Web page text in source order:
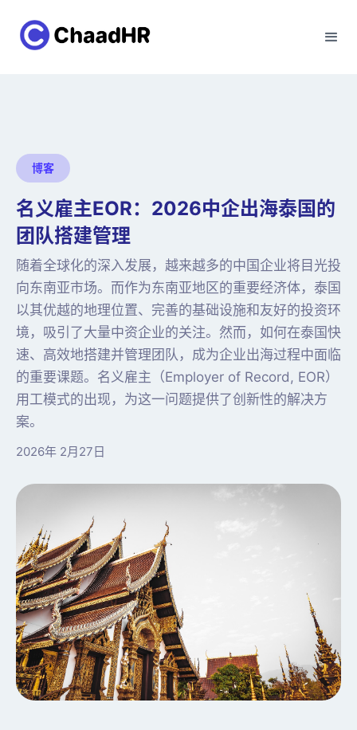
博客
名义雇主EOR：2026中企出海泰国的
团队搭建管理
随着全球化的深入发展，越来越多的中国企业将目光投
向东南亚市场。而作为东南亚地区的重要经济体，泰国
以其优越的地理位置、完善的基础设施和友好的投资环
境，吸引了大量中资企业的关注。然而，如何在泰国快
速、高效地搭建并管理团队，成为企业出海过程中面临
的重要课题。名义雇主（Employer of Record, EOR）
用工模式的出现，为这一问题提供了创新性的解决方
案。
2026年 2月27日